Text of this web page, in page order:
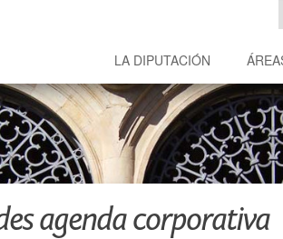
LA DIPUTACIÓN
agenda corporativa